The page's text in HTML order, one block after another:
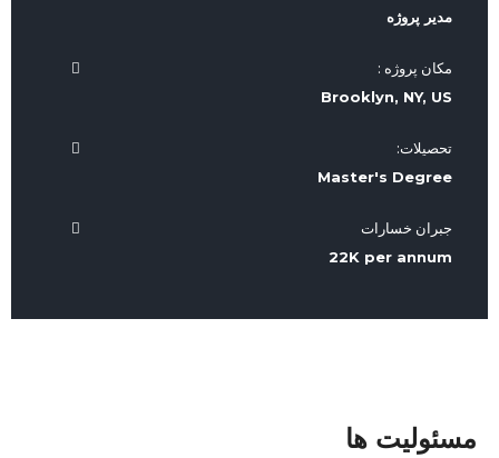
مدیر پروژه
مکان پروژه :
Brooklyn, NY, US
تحصیلات:
Master's Degree
جبران خسارات
22K per annum
مسئولیت ها